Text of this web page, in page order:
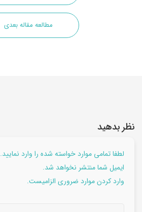
مطالعه مقاله بعدی
نظر بدهید
لطفا تمامی موارد خواسته شده را وارد نمایید.
ایمیل شما منتشر نخواهد شد.
وارد کردن موارد ضروری الزامیست.